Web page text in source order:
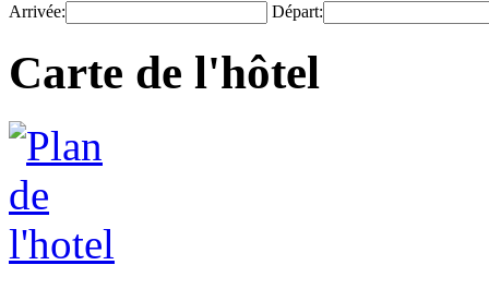
Arrivée: Départ:
Carte de l'hôtel